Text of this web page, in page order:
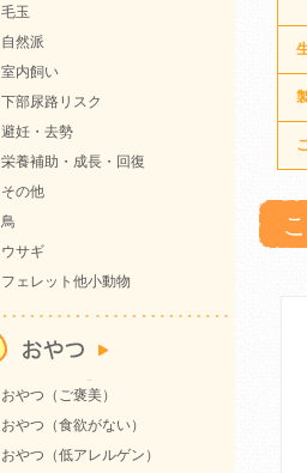
毛玉
自然派
室内飼い
下部尿路リスク
避妊・去勢
栄養補助・成長・回復
その他
鳥
ウサギ
フェレット他小動物
おやつ（ご褒美）
おやつ（食欲がない）
おやつ（低アレルゲン）